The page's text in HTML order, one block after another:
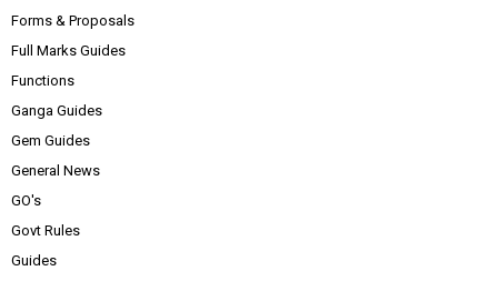
Forms & Proposals
Full Marks Guides
Functions
Ganga Guides
Gem Guides
General News
GO's
Govt Rules
Guides